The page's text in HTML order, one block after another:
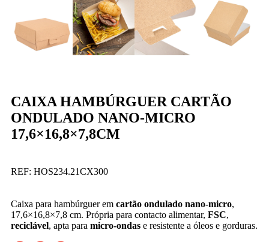
CAIXA HAMBÚRGUER CARTÃO
ONDULADO NANO-MICRO
17,6×16,8×7,8CM
REF: HOS234.21CX300
Caixa para hambúrguer em cartão ondulado nano-micro,
17,6×16,8×7,8 cm. Própria para contacto alimentar, FSC,
reciclável, apta para micro-ondas e resistente a óleos e gorduras.